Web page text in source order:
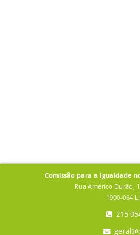
Comissão para a Igualdade
Rua Américo Durão,
1900-064
215